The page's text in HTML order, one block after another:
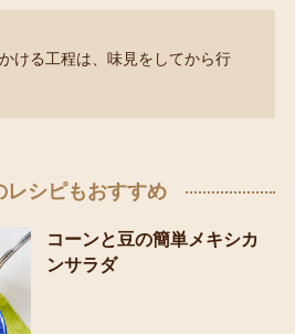
ける工程は、味見をしてから行
レシピもおすすめ
コーンと豆の簡単メキシカ
ンサラダ